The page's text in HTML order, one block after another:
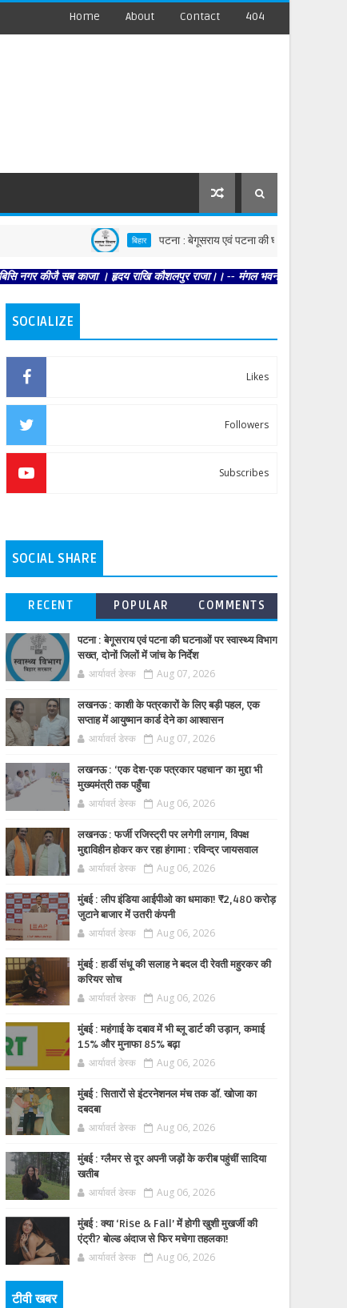
Home About Contact 404
बिहार पटना : बेगूसराय एवं पटना की घटनाओं पर स्वास्थ्य विभाग
सब काजा । हृदय राखि कौशलपुर राजा।। -- मंगल भवन अमंगल हारी। द्रवहु
SOCIALIZE
Likes
Followers
Subscribes
SOCIAL SHARE
RECENT POPULAR COMMENTS
पटना : बेगूसराय एवं पटना की घटनाओं पर स्वास्थ्य विभाग
सख्त, दोनों जिलों में जांच के निर्देश
आर्यावर्त डेस्क Aug 07, 2026
लखनऊ : काशी के पत्रकारों के लिए बड़ी पहल, एक
सप्ताह में आयुष्मान कार्ड देने का आश्वासन
आर्यावर्त डेस्क Aug 07, 2026
लखनऊ : ‘एक देश-एक पत्रकार पहचान’ का मुद्दा भी
मुख्यमंत्री तक पहुँचा
आर्यावर्त डेस्क Aug 06, 2026
लखनऊ : फर्जी रजिस्ट्री पर लगेगी लगाम, विपक्ष
मुद्दाविहीन होकर कर रहा हंगामा : रविन्द्र जायसवाल
आर्यावर्त डेस्क Aug 06, 2026
मुंबई : लीप इंडिया आईपीओ का धमाका! ₹2,480 करोड़
जुटाने बाजार में उतरी कंपनी
आर्यावर्त डेस्क Aug 06, 2026
मुंबई : हार्डी संधू की सलाह ने बदल दी रेवती महुरकर की
करियर सोच
आर्यावर्त डेस्क Aug 06, 2026
मुंबई : महंगाई के दबाव में भी ब्लू डार्ट की उड़ान, कमाई
15% और मुनाफा 85% बढ़ा
आर्यावर्त डेस्क Aug 06, 2026
मुंबई : सितारों से इंटरनेशनल मंच तक डॉ. खोजा का
दबदबा
आर्यावर्त डेस्क Aug 06, 2026
मुंबई : ग्लैमर से दूर अपनी जड़ों के करीब पहुंचीं सादिया
खतीब
आर्यावर्त डेस्क Aug 06, 2026
मुंबई : क्या ‘Rise & Fall’ में होगी खुशी मुखर्जी की
एंट्री? बोल्ड अंदाज से फिर मचेगा तहलका!
आर्यावर्त डेस्क Aug 06, 2026
टीवी खबर